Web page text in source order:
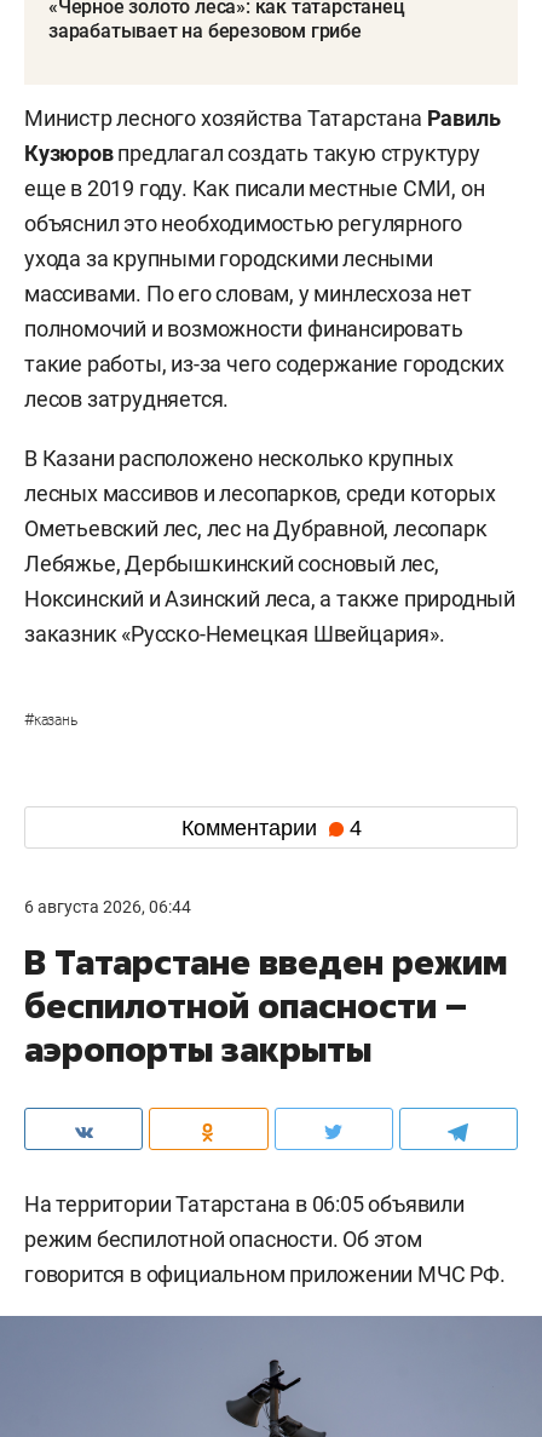
«Черное золото леса»: как татарстанец
зарабатывает на березовом грибе
Министр лесного хозяйства Татарстана Равиль
Кузюровпредлагал создать такую структуру
еще в 2019 году. Как писали местные СМИ, он
объяснил это необходимостью регулярного
ухода за крупными городскими лесными
массивами. По его словам, у минлесхоза нет
полномочий и возможности финансировать
такие работы, из-за чего содержание городских
лесов затрудняется.
В Казани расположено несколько крупных
лесных массивов и лесопарков, среди которых
Ометьевский лес, лес на Дубравной, лесопарк
Лебяжье, Дербышкинский сосновый лес,
Ноксинский и Азинский леса, а также природный
заказник «Русско-Немецкая Швейцария».
#казань
Комментарии 4
6 августа 2026, 06:44
В Татарстане введен режим
беспилотной опасности –
аэропорты закрыты
На территории Татарстана в 06:05 объявили
режим беспилотной опасности. Об этом
говорится в официальном приложении МЧС РФ.